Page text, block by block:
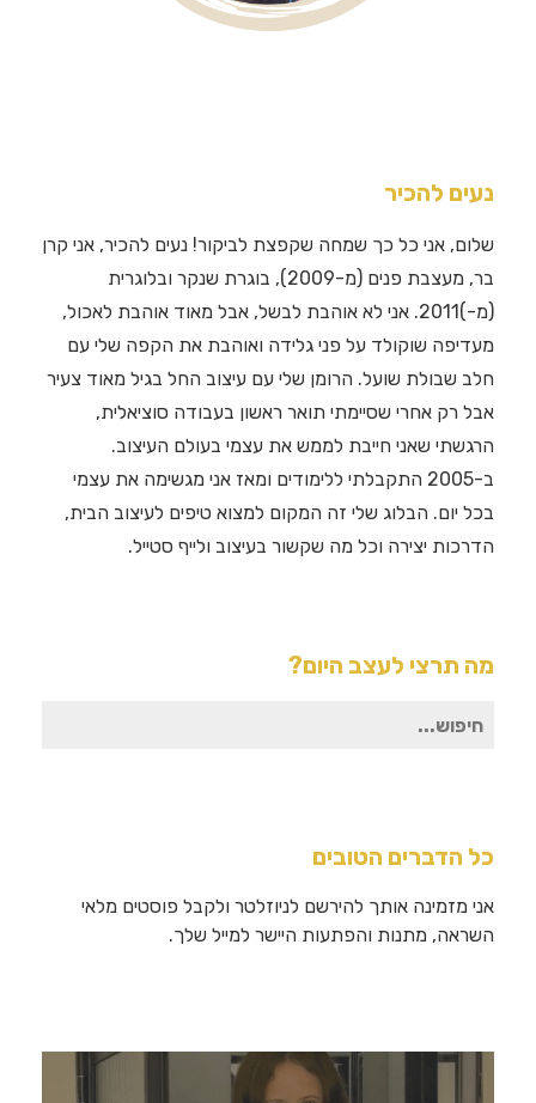
נעים להכיר
שלום, אני כל כך שמחה שקפצת לביקור! נעים להכיר, אני קרן
בר, מעצבת פנים (מ-2009), בוגרת שנקר ובלוגרית
(מ-)2011. אני לא אוהבת לבשל, אבל מאוד אוהבת לאכול,
מעדיפה שוקולד על פני גלידה ואוהבת את הקפה שלי עם
חלב שבולת שועל. הרומן שלי עם עיצוב החל בגיל מאוד צעיר
אבל רק אחרי שסיימתי תואר ראשון בעבודה סוציאלית,
הרגשתי שאני חייבת לממש את עצמי בעולם העיצוב.
ב-2005 התקבלתי ללימודים ומאז אני מגשימה את עצמי
בכל יום. הבלוג שלי זה המקום למצוא טיפים לעיצוב הבית,
הדרכות יצירה וכל מה שקשור בעיצוב ולייף סטייל.
מה תרצי לעצב היום?
חיפוש
כל הדברים הטובים
אני מזמינה אותך להירשם לניוזלטר ולקבל פוסטים מלאי
השראה, מתנות והפתעות היישר למייל שלך.